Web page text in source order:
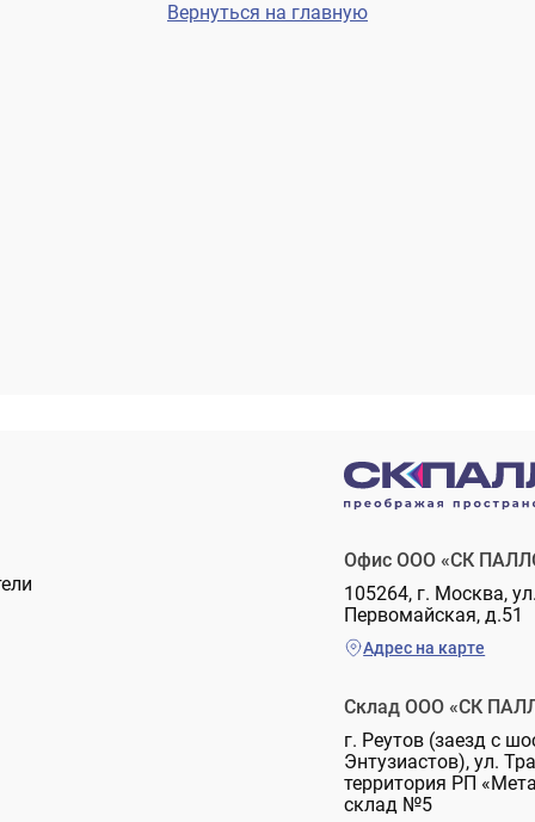
Вернуться на главную
Офис ООО «СК
105264, г. Москва,
Первомайская, д.51
Адрес на карте
Склад ООО «СК
г. Реутов (заезд с
Энтузиастов), ул.
территория РП
склад №5